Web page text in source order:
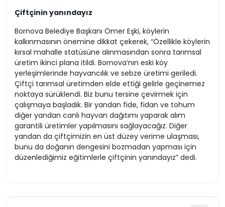
Çiftçinin yanındayız
Bornova Belediye Başkanı Ömer Eşki, köylerin
kalkınmasının önemine dikkat çekerek, “Özellikle köylerin
kırsal mahalle statüsüne alınmasından sonra tarımsal
üretim ikinci plana itildi. Bornova’nın eski köy
yerleşimlerinde hayvancılık ve sebze üretimi geriledi.
Çiftçi tarımsal üretimden elde ettiği gelirle geçinemez
noktaya sürüklendi. Biz bunu tersine çevirmek için
çalışmaya başladık. Bir yandan fide, fidan ve tohum
diğer yandan canlı hayvan dağıtımı yaparak alım
garantili üretimler yapılmasını sağlayacağız. Diğer
yandan da çiftçimizin en üst düzey verime ulaşması,
bunu da doğanın dengesini bozmadan yapması için
düzenlediğimiz eğitimlerle çiftçinin yanındayız” dedi.